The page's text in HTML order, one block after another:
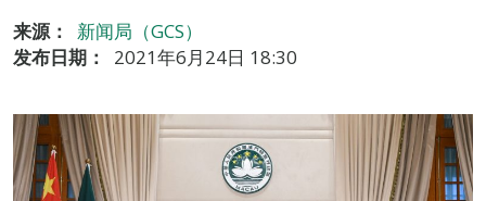
来源：
新闻局（GCS）
发布日期：
2021年6月24日 18:30